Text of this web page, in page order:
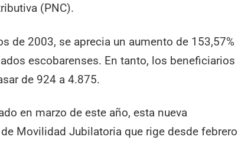
(PNC).
de 2003, se aprecia un aumento de 153,57%
escobarenses. En tanto, los beneficiarios
de 924 a 4.875.
en marzo de este año, esta nueva
Movilidad Jubilatoria que rige desde febrero